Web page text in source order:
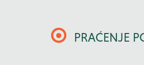
PRAĆENJE